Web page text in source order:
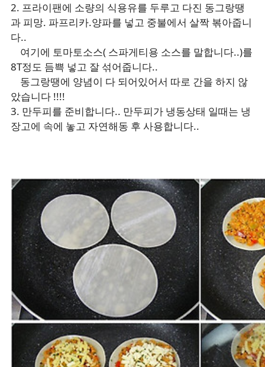
2. 프라이팬에 소량의 식용유를 두루고 다진 동그랑땡
과 피망. 파프리카.양파를 넣고 중불에서 살짝 볶아줍니
다..
여기에 토마토소스( 스파게티용 소스를 말합니다..)를
8T정도 듬쁙 넣고 잘 섞어줍니다..
동그랑땡에 양념이 다 되어있어서 따로 간을 하지 않
았습니다 !!!!
3. 만두피를 준비합니다.. 만두피가 냉동상태 일때는 냉
장고에 속에 놓고 자연해동 후 사용합니다..